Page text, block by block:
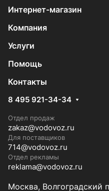
Интернет-магазин
Компания
Услуги
Помощь
Контакты
8 495 921-34-34
Отдел продаж
zakaz@vodovoz.ru
Для поставщиков
714@vodovoz.ru
Отдел рекламы
reklama@vodovoz.ru
Москва, Волгоградский